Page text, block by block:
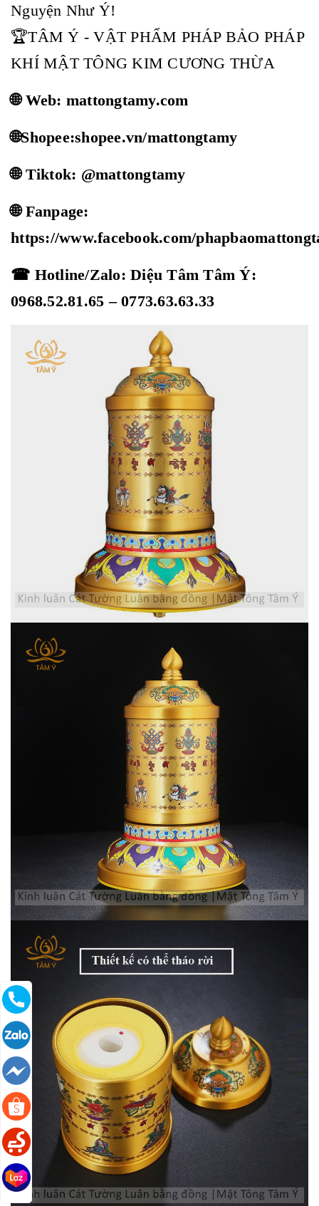
Nguyện Như Ý!
🏆TÂM Ý - VẬT PHẨM PHÁP BẢO PHÁP
KHÍ MẬT TÔNG KIM CƯƠNG THỪA
🌐 Web: mattongtamy.com
🌐Shopee:shopee.vn/mattongtamy
🌐 Tiktok: @mattongtamy
🌐 Fanpage:
https://www.facebook.com/
☎ Hotline/Zalo: Diệu Tâm Tâm Ý:
0968.52.81.65 – 0773.63.63.33